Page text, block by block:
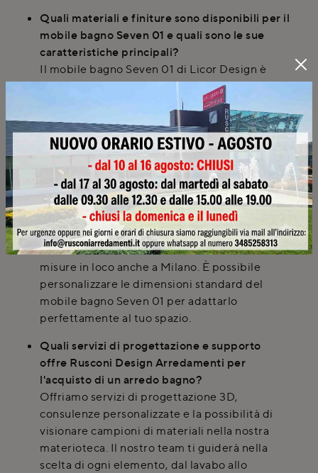
Quali materiali e finiture sono disponibili per il
mobile bagno Seven 01 e quali sono le sue
caratteristiche principali?
Il mobile bagno Seven 01 di Licor Design è
disponibile in diverse finiture come laccato,
legno e laminato. È progettato per resistere
all'umidità e i suoi cassetti sono dotati di guide
softclose per una chiusura ammortizzata e
silenziosa.
È possibile richiedere una consulenza a
domicilio per il mobile bagno Seven 01 e
personalizzarne le dimensioni a Milano?
Sì, Rusconi Design Arredamenti offre
consulenze a domicilio e servizi di rilievo
misure in loco anche a Milano. È possibile
personalizzare le dimensioni standard del
mobile bagno Seven 01 per adattarlo
perfettamente al tuo spazio.
Quali servizi di progettazione e supporto
offre Rusconi Design Arredamenti per
l'acquisto di un arredo bagno?
Offriamo servizi di progettazione 3D,
consulenze personalizzate e la possibilità di
visionare campioni di materiali nella nostra
materioteca. Il nostro team ti guiderà nella
scelta di ogni elemento, dal lavabo allo